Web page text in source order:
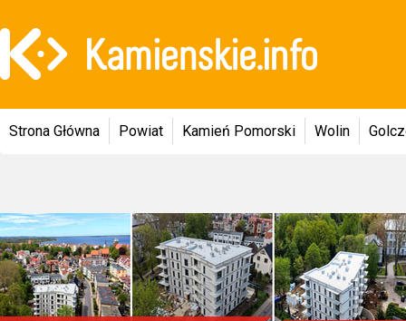
Strona Główna Powiat Kamień Pomorski Wolin